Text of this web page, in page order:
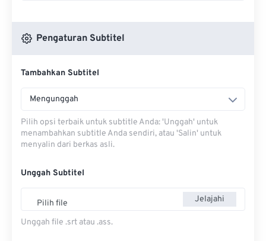
Pengaturan Subtitel
Tambahkan Subtitel
Mengunggah
Pilih opsi terbaik untuk subtitle Anda: 'Unggah' untuk
menambahkan subtitle Anda sendiri, atau 'Salin' untuk
menyalin dari berkas asli.
Unggah Subtitel
Pilih file Jelajahi
Unggah file .srt atau .ass.